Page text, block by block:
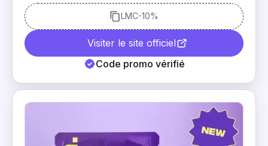
LMC-10%
Visiter le site officiel
Code promo vérifié